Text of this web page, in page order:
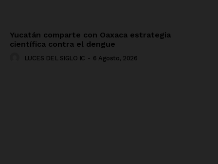
Yucatán comparte con Oaxaca estrategia
científica contra el dengue
LUCES DEL SIGLO IC - 6 Agosto, 2026